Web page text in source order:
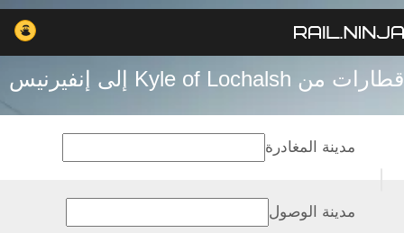
قطارات من Kyle of Lochalsh إلى إنفيرنيس
مدينة المغادرة
مدينة الوصول